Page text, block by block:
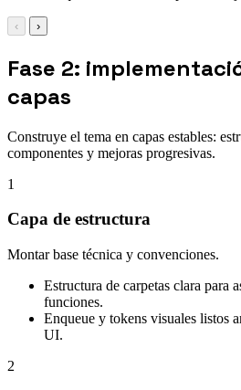
‹ ›
Fase 2:
capas
Construye el tema en capas estables:
componentes y mejoras progresivas.
1
Capa de estructura
Montar base técnica y convenciones.
Estructura de carpetas clara para
funciones.
Enqueue y tokens visuales listos
UI.
2